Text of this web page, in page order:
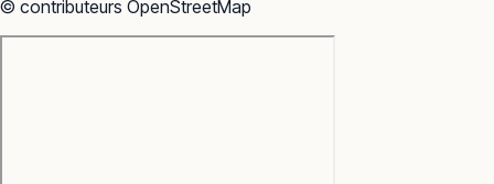
© contributeurs OpenStreetMap